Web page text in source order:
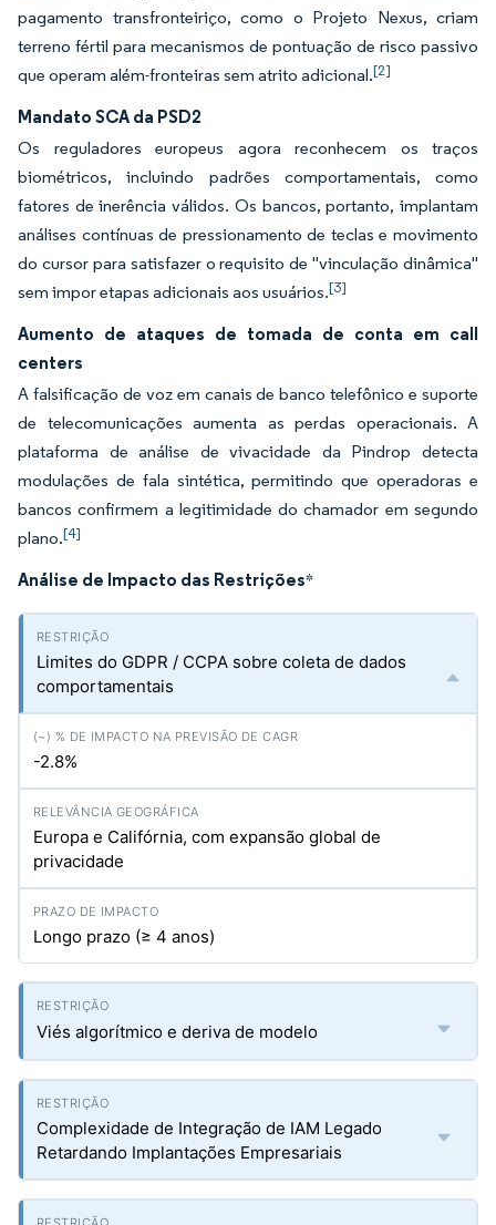
pagamento transfronteiriço, como o Projeto Nexus, criam
terreno fértil para mecanismos de pontuação de risco passivo
que operam além-fronteiras sem atrito adicional.[2]
Mandato SCA da PSD2
Os reguladores europeus agora reconhecem os traços
biométricos, incluindo padrões comportamentais, como
fatores de inerência válidos. Os bancos, portanto, implantam
análises contínuas de pressionamento de teclas e movimento
do cursor para satisfazer o requisito de "vinculação dinâmica"
sem impor etapas adicionais aos usuários.[3]
Aumento de ataques de tomada de conta em call
centers
A falsificação de voz em canais de banco telefônico e suporte
de telecomunicações aumenta as perdas operacionais. A
plataforma de análise de vivacidade da Pindrop detecta
modulações de fala sintética, permitindo que operadoras e
bancos confirmem a legitimidade do chamador em segundo
plano.[4]
Análise de Impacto das Restrições*
Limites do GDPR / CCPA sobre coleta de dados
comportamentais
-2.8%
Europa e Califórnia, com expansão global de
privacidade
Longo prazo (≥ 4 anos)
Viés algorítmico e deriva de modelo
Complexidade de Integração de IAM Legado
Retardando Implantações Empresariais